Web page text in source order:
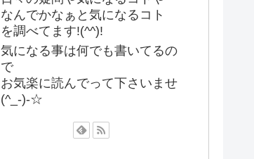
なんでかなぁと気になるコト
を調べてます!(^^)!
気になる事は何でも書いてるの
で
お気楽に読んでって下さいませ
(^_-)-☆